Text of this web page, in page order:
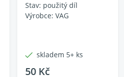
Stav: použitý díl
Výrobce: VAG
skladem 5+ ks
50 Kč